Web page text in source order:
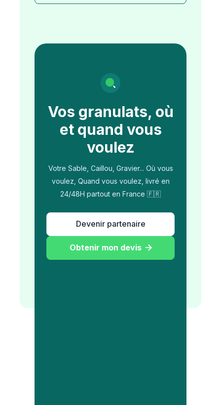
Vos granulats, où
et quand vous
voulez
Votre Sable, Caillou, Gravier... Où vous
voulez, Quand vous voulez, livré en
24/48H partout en France 🇫🇷
Devenir partenaire
Obtenir mon devis 